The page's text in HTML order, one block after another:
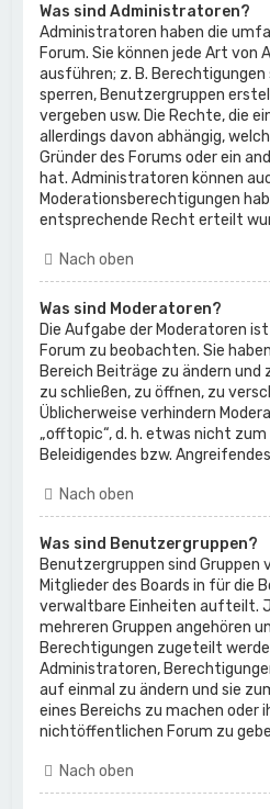
Was sind Administratoren?
Administratoren haben die
Forum. Sie können jede Art von
ausführen; z. B.
sperren, Benutzergruppen
vergeben usw. Die Rechte, die
allerdings davon abhängig,
Gründer des Forums oder ein
hat. Administratoren können
Moderationsberechtigungen
entsprechende Recht erteilt
Nach oben
Was sind Moderatoren?
Die Aufgabe der Moderatoren
Forum zu beobachten. Sie
Bereich Beiträge zu ändern und
zu schließen, zu öffnen, zu
Üblicherweise verhindern
„offtopic“, d. h. etwas nicht
Beleidigendes bzw.
Nach oben
Was sind Benutzergruppen?
Benutzergruppen sind Gruppen
Mitglieder des Boards in für die
verwaltbare Einheiten aufteilt.
mehreren Gruppen angehören
Berechtigungen zugeteilt
Administratoren,
auf einmal zu ändern und sie
eines Bereichs zu machen oder
nichtöffentlichen Forum zu
Nach oben